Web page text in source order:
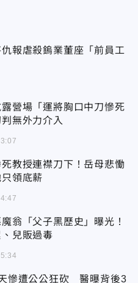
報虐殺鎢業董座「前員工
營場「運將胸口中刀慘死
無外力介入
教授連襟刀下！岳母悲慟
領底薪
翁「父子黑歷史」曝光！
兒販過毒
慘遭公公狂砍 醫曝背後3